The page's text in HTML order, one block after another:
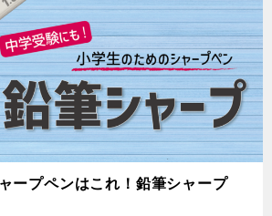
ープペンはこれ！鉛筆シャープ